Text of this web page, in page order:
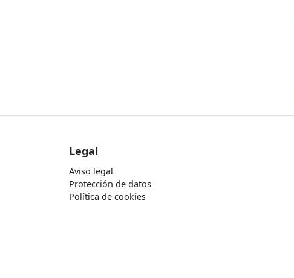
Legal
Aviso legal
Protección de datos
Política de cookies